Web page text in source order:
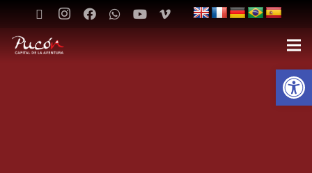
Abrir